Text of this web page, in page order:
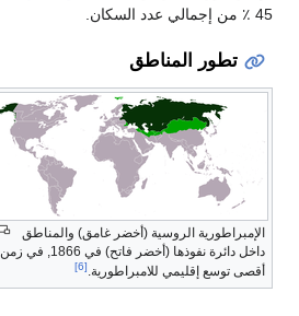
45 ٪ من إجمالي عدد السكان.
تطور المناطق
الإمبراطورية الروسية (أخضر غامق) والمناطق
داخل دائرة نفوذها (أخضر فاتح) في 1866, في زمن
أقصى توسع إقليمي للامبراطورية.[6]